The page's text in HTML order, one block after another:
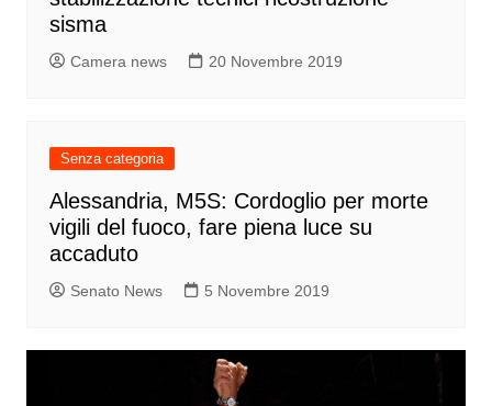
sisma
Camera news 20 Novembre 2019
Senza categoria
Alessandria, M5S: Cordoglio per morte
vigili del fuoco, fare piena luce su
accaduto
Senato News 5 Novembre 2019